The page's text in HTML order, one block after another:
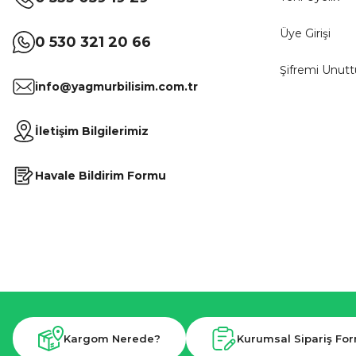
0 530 321 20 66
info@yagmurbilisim.com.tr
İletişim Bilgilerimiz
Havale Bildirim Formu
Üye Girişi
Şifremi
Kargom Nerede? Kurumsal Sipariş